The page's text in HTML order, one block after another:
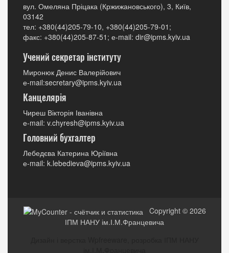
вул. Омеляна Пріцака (Кржижановського), 3, Київ,
03142
тел: +380(44)205-79-10, +380(44)205-79-01;
факс: +380(44)205-87-51; е-mail: dir@ipms.kyiv.ua
Учений секретар інституту
Миронюк Денис Валерійович
е-mail:secretary@ipms.kyiv.ua
Канцелярія
Чиреш Вікторія Іванівна
е-mail: v.chyresh@ipms.kyiv.ua
Головний бухгалтер
Лебедєва Катерина Юріївна
е-mail: k.lebedieva@ipms.kyiv.ua
Copyright © 2026
ІПМ НАНУ ім.І.М.Францевича